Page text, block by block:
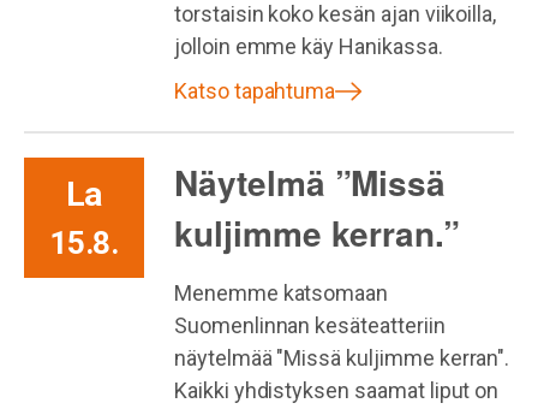
torstaisin koko kesän ajan viikoilla,
jolloin emme käy Hanikassa.
Katso tapahtuma
La
15.8.
Näytelmä ”Missä
kuljimme kerran.”
Menemme katsomaan
Suomenlinnan kesäteatteriin
näytelmää "Missä kuljimme kerran".
Kaikki yhdistyksen saamat liput on